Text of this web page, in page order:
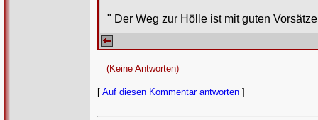
" Der Weg zur Hölle ist mit guten
(Keine Antworten)
[ Auf diesen Kommentar antworten ]